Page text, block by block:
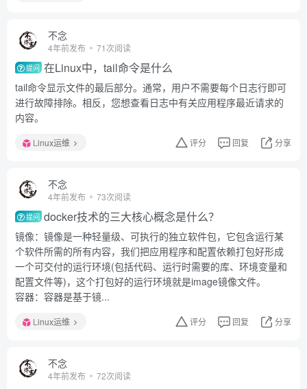
不念
4年前发布 71次阅读
提问 在Linux中，tail命令是什么
tail命令显示文件的最后部分。通常，用户不需要每个日志行即可
进行故障排除。相反，您想查看日志中有关应用程序最近请求的
内容。
Linux运维 评分 回复 分享
不念
4年前发布 73次阅读
提问 docker技术的三大核心概念是什么？
镜像：镜像是一种轻量级、可执行的独立软件包，它包含运行某
个软件所需的所有内容，我们把应用程序和配置依赖打包好形成
一个可交付的运行环境(包括代码、运行时需要的库、环境变量和
配置文件等)，这个打包好的运行环境就是image镜像文件。
容器：容器是基于镜...
Linux运维 评分 回复 分享
不念
4年前发布 72次阅读